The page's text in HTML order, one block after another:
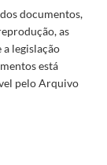
documentos,
as
legislação
está
pelo Arquivo